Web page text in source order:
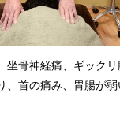
坐骨神経痛、ギックリ
、首の痛み、胃腸が